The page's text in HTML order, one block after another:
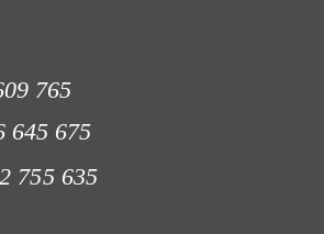
LƯỚI PHƠI NÔNG SẢN
765
645 675
755 635